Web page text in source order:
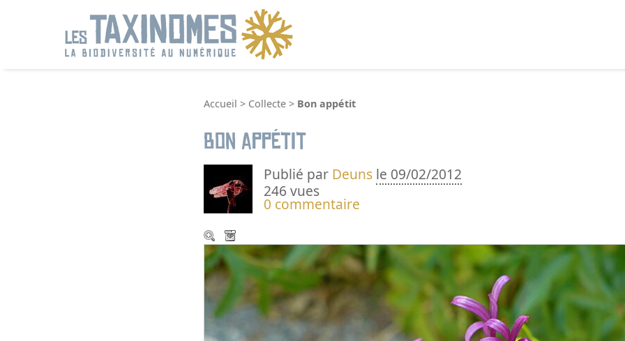
Accueil > Collecte > Bon appétit
Bon appétit
Publié par Deuns le 09/02/2012
246 vues
0 commentaire